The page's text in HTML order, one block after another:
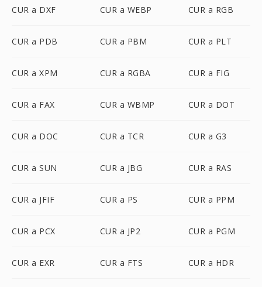
CUR a DXF CUR a WEBP CUR a RGB
CUR a PDB CUR a PBM CUR a PLT
CUR a XPM CUR a RGBA CUR a FIG
CUR a FAX CUR a WBMP CUR a DOT
CUR a DOC CUR a TCR CUR a G3
CUR a SUN CUR a JBG CUR a RAS
CUR a JFIF CUR a PS CUR a PPM
CUR a PCX CUR a JP2 CUR a PGM
CUR a EXR CUR a FTS CUR a HDR